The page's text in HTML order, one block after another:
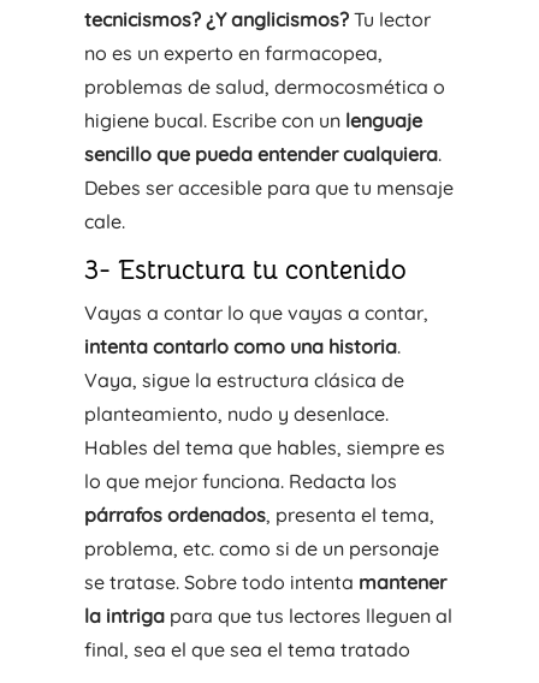
tecnicismos? ¿Y anglicismos?Tu lector
no es un experto en farmacopea,
problemas de salud, dermocosmética o
higiene bucal. Escribe con un lenguaje
sencillo que pueda entender cualquiera.
Debes ser accesible para que tu mensaje
cale.
3- Estructura tu contenido
Vayas a contar lo que vayas a contar,
intenta contarlo como una historia.
Vaya, sigue la estructura clásica de
planteamiento, nudo y desenlace.
Hables del tema que hables, siempre es
lo que mejor funciona. Redacta los
párrafos ordenados, presenta el tema,
problema, etc. como si de un personaje
se tratase. Sobre todo intenta mantener
la intrigapara que tus lectores lleguen al
final, sea el que sea el tema tratado